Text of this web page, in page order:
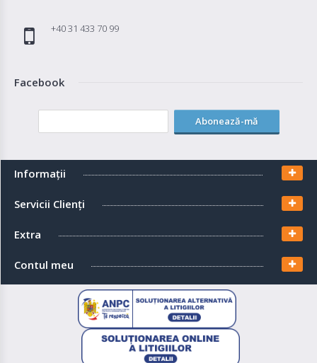
+40 31 433 70 99
Facebook
Abonează-mă
Informaţii
Servicii Clienţi
Extra
Contul meu